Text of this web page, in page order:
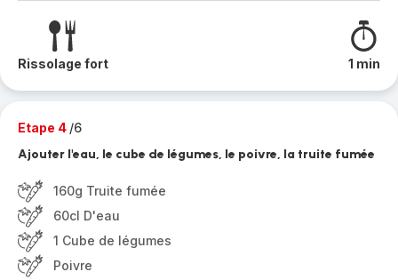
Rissolage fort 1 min
Etape 4 /6
Ajouter l'eau, le cube de légumes, le poivre, la truite fumée
160g Truite fumée
60cl D'eau
1 Cube de légumes
Poivre